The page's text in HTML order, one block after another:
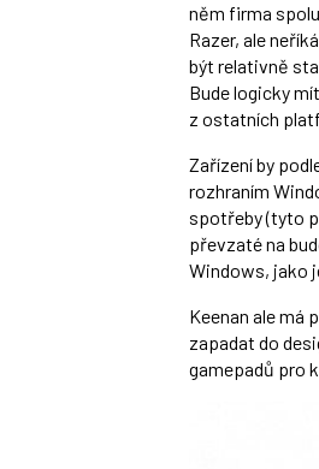
něm firma
Razer, ale
být relativně
Bude logicky
z ostatních
Zařízení by
rozhraním
spotřeby (tyto
převzaté na
Windows, jako
Keenan ale má
zapadat do
gamepadů pro